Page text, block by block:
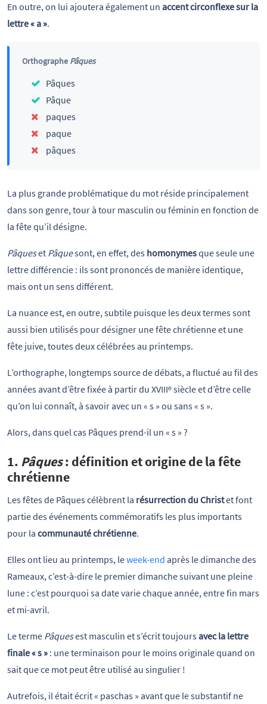
En outre, on lui ajoutera également un accent circonflexe sur la
lettre « a ».
Orthographe Pâques
Pâques
Pâque
paques
paque
pâques
La plus grande problématique du mot réside principalement
dans son genre, tour à tour masculin ou féminin en fonction de
la fête qu’il désigne.
Pâqueset Pâquesont, en effet, des homonymesque seule une
lettre différencie : ils sont prononcés de manière identique,
mais ont un sens différent.
La nuance est, en outre, subtile puisque les deux termes sont
aussi bien utilisés pour désigner une fête chrétienne et une
fête juive, toutes deux célébrées au printemps.
L’orthographe, longtemps source de débats, a fluctué au fil des
années avant d’être fixée à partir du XVIIIᵉ siècle et d’être celle
qu’on lui connaît, à savoir avec un « s » ou sans « s ».
Alors, dans quel cas Pâques prend-il un « s » ?
1. Pâques: définition et origine de la fête
chrétienne
Les fêtes de Pâques célèbrent la résurrection du Christet font
partie des événements commémoratifs les plus importants
pour la communauté chrétienne.
Elles ont lieu au printemps, leweek-end après le dimanche des
Rameaux, c’est-à-dire le premier dimanche suivant une pleine
lune : c’est pourquoi sa date varie chaque année, entre fin mars
et mi-avril.
Le terme Pâquesest masculin et s’écrit toujoursavec la lettre
finale « s » : une terminaison pour le moins originale quand on
sait que ce mot peut être utilisé au singulier !
Autrefois, il était écrit « paschas » avant que le substantif ne